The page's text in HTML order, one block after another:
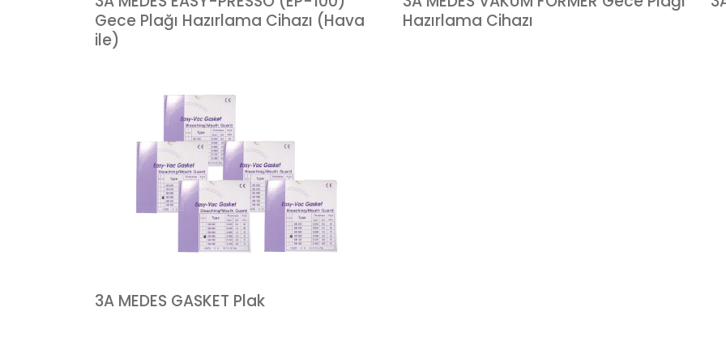
Gece Plağı Hazırlama Cihazı (Hava
ile)
Hazırlama Cihazı
3A MEDES GASKET Plak